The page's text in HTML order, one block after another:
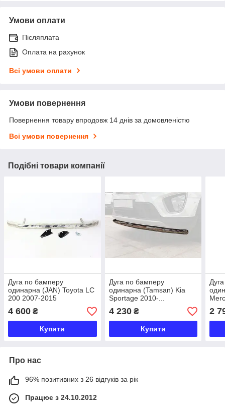
Умови оплати
Післяплата
Оплата на рахунок
Всі умови оплати
Умови повернення
Повернення товару впродовж 14 днів за домовленістю
Всі умови повернення
Подібні товари компанії
Дуга по бамперу
одинарна (JAN) Toyota LC
200 2007-2015
4 600 ₴
Купити
Дуга по бамперу
одинарна (Tamsan) Kia
Sportage 2010-...
4 230₴
Купити
2
Про нас
96% позитивних з 26 відгуків за рік
Працює з 24.10.2012